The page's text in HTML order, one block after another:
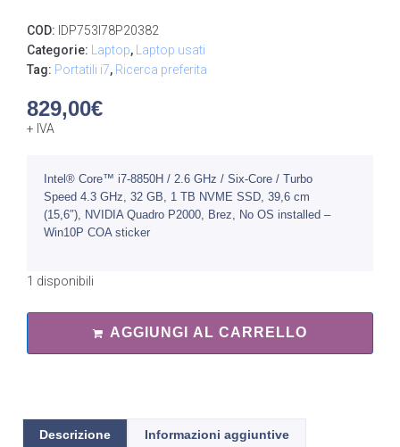
COD: IDP753I78P20382
Categorie:
Laptop,
Laptop usati
Tag: Portatili i7, Ricerca preferita
829,00€
+ IVA
Intel® Core™ i7-8850H / 2.6 GHz / Six-Core / Turbo
Speed 4.3 GHz, 32 GB, 1 TB NVME SSD, 39,6 cm
(15,6″), NVIDIA Quadro P2000, Brez, No OS installed –
Win10P COA sticker
1 disponibili
AGGIUNGI AL CARRELLO
Descrizione Informazioni aggiuntive